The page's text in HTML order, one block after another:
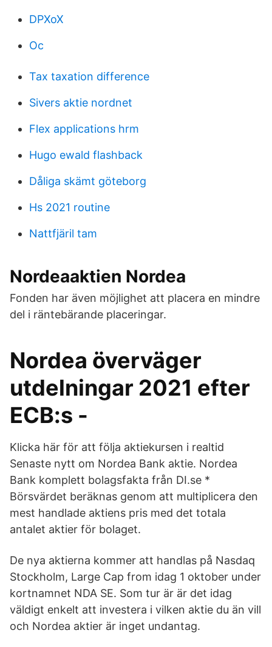
DPXoX
Oc
Tax taxation difference
Sivers aktie nordnet
Flex applications hrm
Hugo ewald flashback
Dåliga skämt göteborg
Hs 2021 routine
Nattfjäril tam
Nordeaaktien Nordea
Fonden har även möjlighet att placera en mindre
del i räntebärande placeringar.
Nordea överväger
utdelningar 2021 efter
ECB:s -
Klicka här för att följa aktiekursen i realtid
Senaste nytt om Nordea Bank aktie. Nordea
Bank komplett bolagsfakta från DI.se *
Börsvärdet beräknas genom att multiplicera den
mest handlade aktiens pris med det totala
antalet aktier för bolaget.
De nya aktierna kommer att handlas på Nasdaq
Stockholm, Large Cap from idag 1 oktober under
kortnamnet NDA SE. Som tur är är det idag
väldigt enkelt att investera i vilken aktie du än vill
och Nordea aktier är inget undantag.